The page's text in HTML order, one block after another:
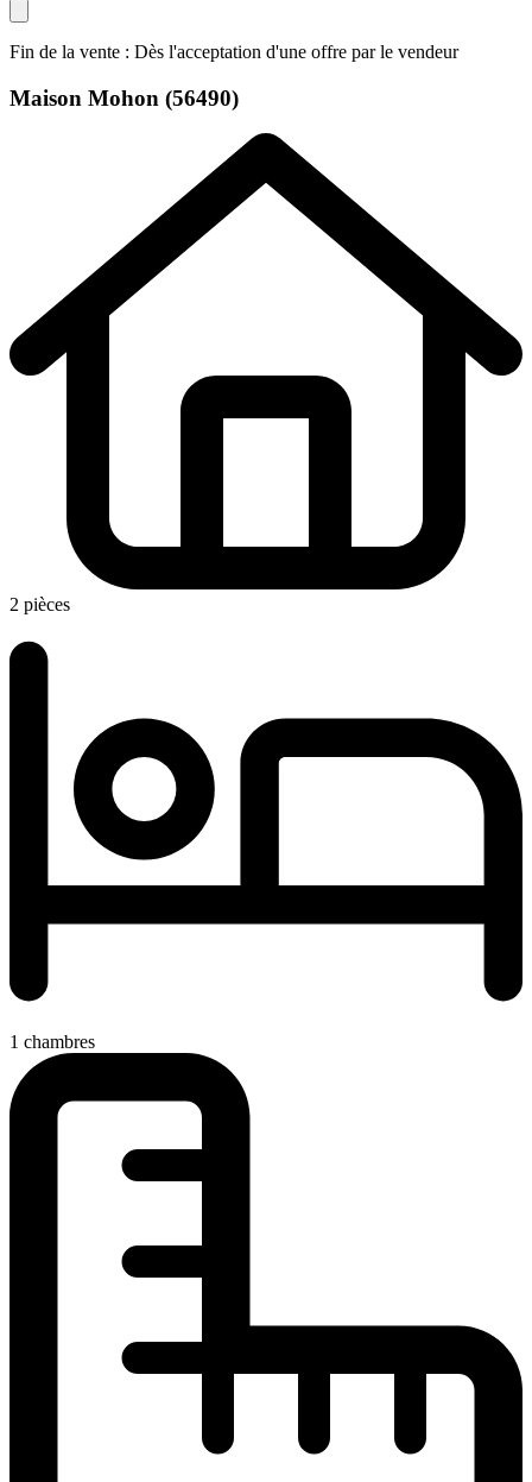
Fin de la vente : Dès l'acceptation d'une offre par le vendeur
Maison Mohon (56490)
2 pièces
1 chambres